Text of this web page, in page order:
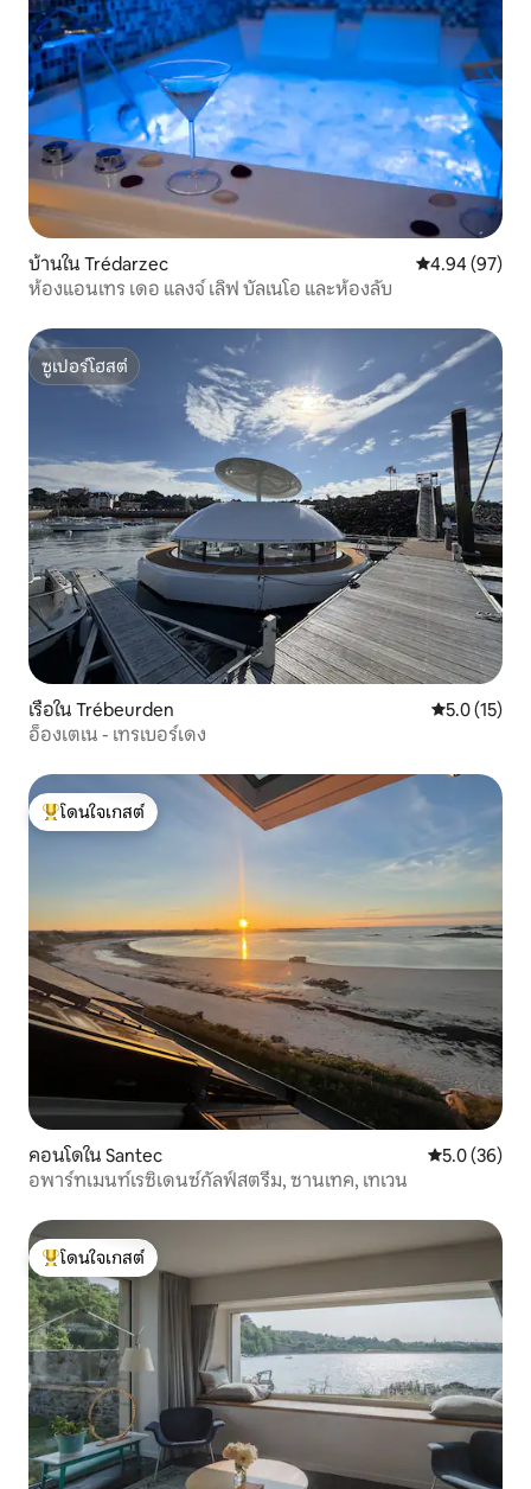
บ้านใน Trédarzec คะแนนเฉลี่ย
4.94 (97)
ห้องแอนเทร เดอ แลงจ์ เลิฟ บัลเนโอ และห้องลับ
ซูเปอร์โฮสต์
ซูเปอร์โฮสต์
เรือใน Trébeurden คะแนนเฉลี่ย
5.0 (15)
อ็องเตเน - เทรเบอร์เดง
โดนใจเกสต์ที่สุด
โดนใจเกสต์
คอนโดใน Santec คะแนนเฉลี่ย
5.0 (36)
อพาร์ทเมนท์เรซิเดนซ์กัลฟ์สตรีม, ซานเทค, เทเวน
โดนใจเกสต์ที่สุด
โดนใจเกสต์